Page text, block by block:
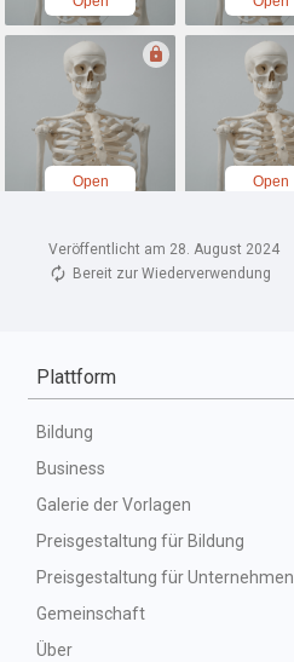
Veröffentlicht am 28. August 2024
Bereit zur Wiederverwendung
Plattform
Bildung
Business
Galerie der Vorlagen
Preisgestaltung für Bildung
Preisgestaltung für Unternehmen
Gemeinschaft
Über